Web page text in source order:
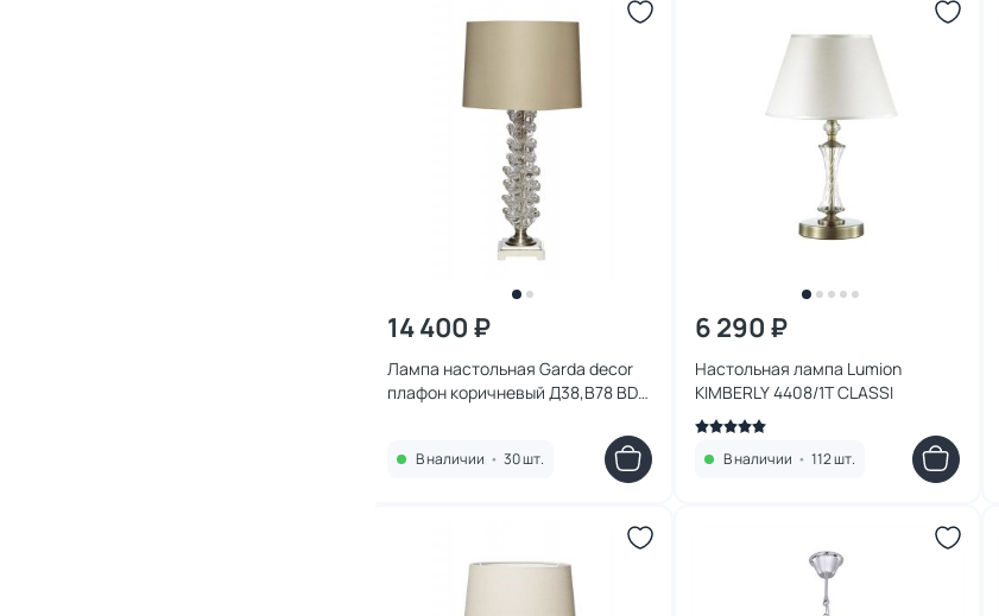
14 400 ₽
Лампа настольная Garda decor
плафон коричневый Д38,В78 BD-
В наличии • 30 шт.
6 290 ₽
Настольная лампа Lumion
KIMBERLY 4408/1T CLASSI
В наличии • 112 шт.